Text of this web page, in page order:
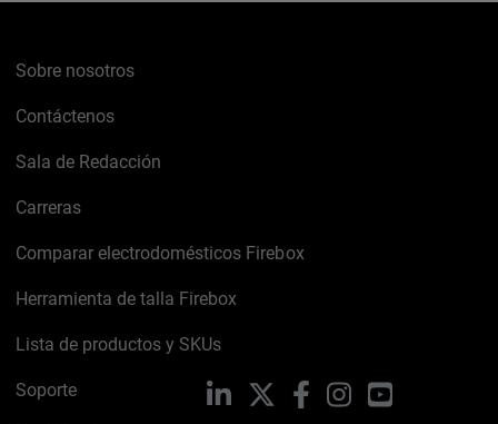
Sobre nosotros
Contáctenos
Sala de Redacción
Carreras
Comparar electrodomésticos Firebox
Herramienta de talla Firebox
Lista de productos y SKUs
Soporte LinkedIn FacebookInstagramYouTube